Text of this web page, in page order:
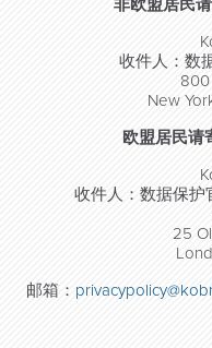
非欧盟居民
收件人：数
800
New
欧盟居民请
收件人：数据保护
25
邮箱：